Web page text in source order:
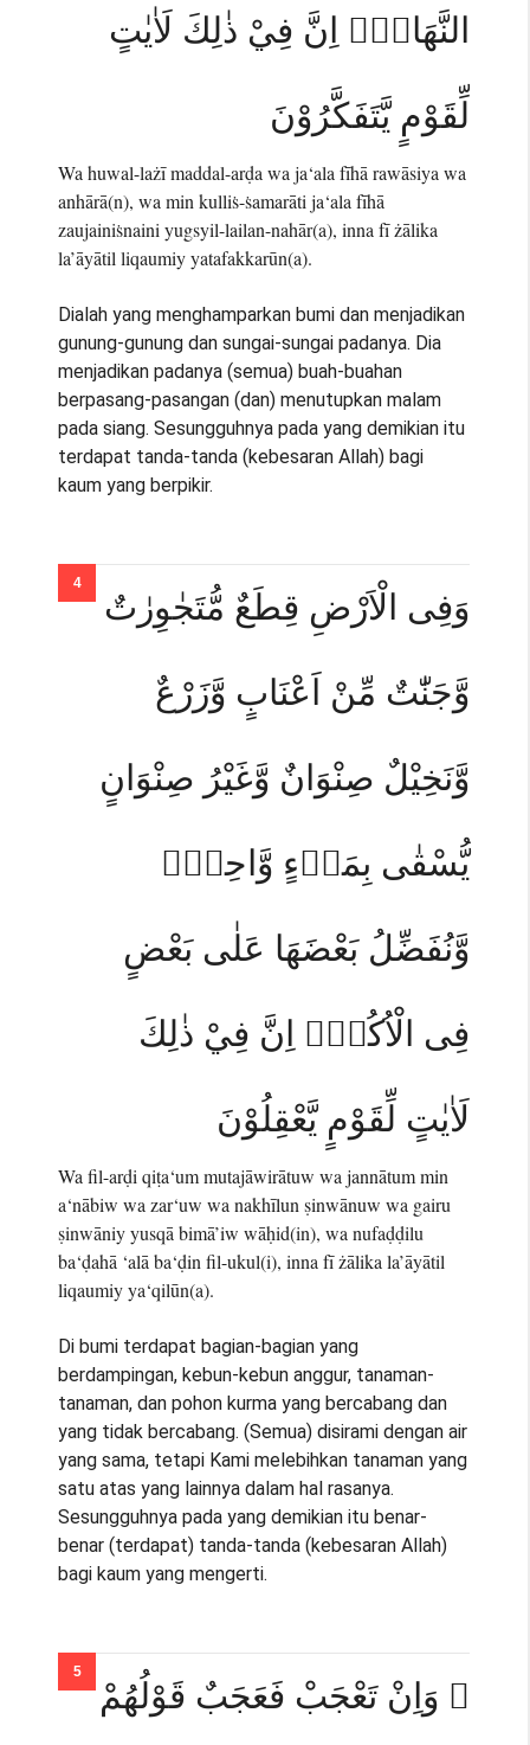
النَّهَارَۗ اِنَّ فِيْ ذٰلِكَ لَاٰيٰتٍ
لِّقَوْمٍ يَّتَفَكَّرُوْنَ
Wa huwal-lażī maddal-arḍa wa ja‘ala fīhā rawāsiya wa
anhārā(n), wa min kulliṡ-ṡamarāti ja‘ala fīhā
zaujainiṡnaini yugsyil-lailan-nahār(a), inna fī żālika
la’āyātil liqaumiy yatafakkarūn(a).
Dialah yang menghamparkan bumi dan menjadikan
gunung-gunung dan sungai-sungai padanya. Dia
menjadikan padanya (semua) buah-buahan
berpasang-pasangan (dan) menutupkan malam
pada siang. Sesungguhnya pada yang demikian itu
terdapat tanda-tanda (kebesaran Allah) bagi
kaum yang berpikir.
وَفِى الْاَرْضِ قِطَعٌ مُّتَجٰوِرٰتٌ
وَّجَنّٰتٌ مِّنْ اَعْنَابٍ وَّزَرْعٌ
وَّنَخِيْلٌ صِنْوَانٌ وَّغَيْرُ صِنْوَانٍ
يُّسْقٰى بِمَاۤءٍ وَّاحِدٍۙ
وَّنُفَضِّلُ بَعْضَهَا عَلٰى بَعْضٍ
فِى الْاُكُلِۗ اِنَّ فِيْ ذٰلِكَ
لَاٰيٰتٍ لِّقَوْمٍ يَّعْقِلُوْنَ
Wa fil-arḍi qiṭa‘um mutajāwirātuw wa jannātum min
a‘nābiw wa zar‘uw wa nakhīlun ṣinwānuw wa gairu
ṣinwāniy yusqā bimā’iw wāḥid(in), wa nufaḍḍilu
ba‘ḍahā ‘alā ba‘ḍin fil-ukul(i), inna fī żālika la’āyātil
liqaumiy ya‘qilūn(a).
Di bumi terdapat bagian-bagian yang
berdampingan, kebun-kebun anggur, tanaman-
tanaman, dan pohon kurma yang bercabang dan
yang tidak bercabang. (Semua) disirami dengan air
yang sama, tetapi Kami melebihkan tanaman yang
satu atas yang lainnya dalam hal rasanya.
Sesungguhnya pada yang demikian itu benar-
benar (terdapat) tanda-tanda (kebesaran Allah)
bagi kaum yang mengerti.
۞ وَاِنْ تَعْجَبْ فَعَجَبٌ قَوْلُهُمْ